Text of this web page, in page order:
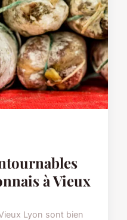
à Vieux
Lyon sont bien